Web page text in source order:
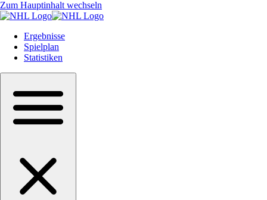
Zum Hauptinhalt wechseln
Ergebnisse
Spielplan
Statistiken